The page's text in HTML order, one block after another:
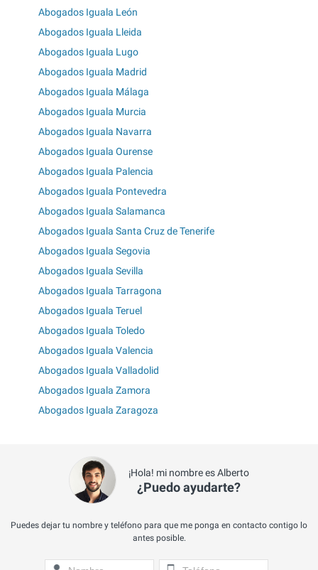
Abogados Iguala León
Abogados Iguala Lleida
Abogados Iguala Lugo
Abogados Iguala Madrid
Abogados Iguala Málaga
Abogados Iguala Murcia
Abogados Iguala Navarra
Abogados Iguala Ourense
Abogados Iguala Palencia
Abogados Iguala Pontevedra
Abogados Iguala Salamanca
Abogados Iguala Santa Cruz de Tenerife
Abogados Iguala Segovia
Abogados Iguala Sevilla
Abogados Iguala Tarragona
Abogados Iguala Teruel
Abogados Iguala Toledo
Abogados Iguala Valencia
Abogados Iguala Valladolid
Abogados Iguala Zamora
Abogados Iguala Zaragoza
¡Hola! mi nombre es Alberto
¿Puedo ayudarte?
Puedes dejar tu nombre y teléfono para que me ponga en contacto contigo lo
antes posible.